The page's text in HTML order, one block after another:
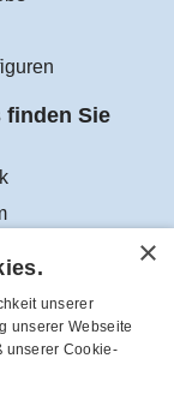
finden Sie
aus dem
unserer
unserer Webseite
unserer Cookie-